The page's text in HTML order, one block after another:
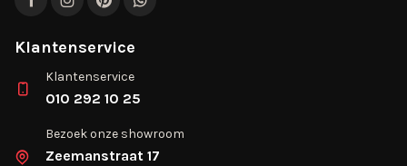
FacebookInstagram
PinterestWhatsApp
Klantenservice
Klantenservice
010 292 10 25
Bezoek onze showroom
Zeemanstraat 17